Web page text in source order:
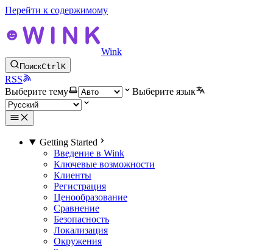
Перейти к содержимому
Wink
ПоискCtrlK
RSS
Выберите тему
Выберите язык
Getting Started
Введение в Wink
Ключевые возможности
Клиенты
Регистрация
Ценообразование
Сравнение
Безопасность
Локализация
Окружения